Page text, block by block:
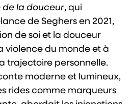
la douceur, qui
de Seghers en 2021,
de soi et la douceur
violence du monde et à
trajectoire personnelle.
moderne et lumineux,
rides comme marqueurs